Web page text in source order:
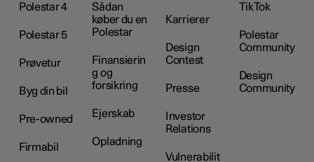
Polestar 4
Polestar 5
Prøvetur
Byg din bil
Pre-owned
Firmabil
Sådan
køber du en
Polestar
Finansierin
g og
forsikring
Ejerskab
Opladning
Karrierer
Design
Contest
Presse
Investor
Relations
Vulnerabilit
TikTok
Polestar
Community
Design
Community